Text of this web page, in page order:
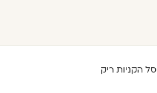
סל הקניות ריק